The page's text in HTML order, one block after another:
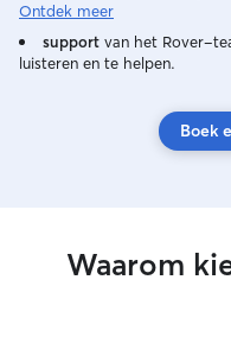
Ontdek meer
support van het Rover-
luisteren en te helpen.
Boek
Waarom